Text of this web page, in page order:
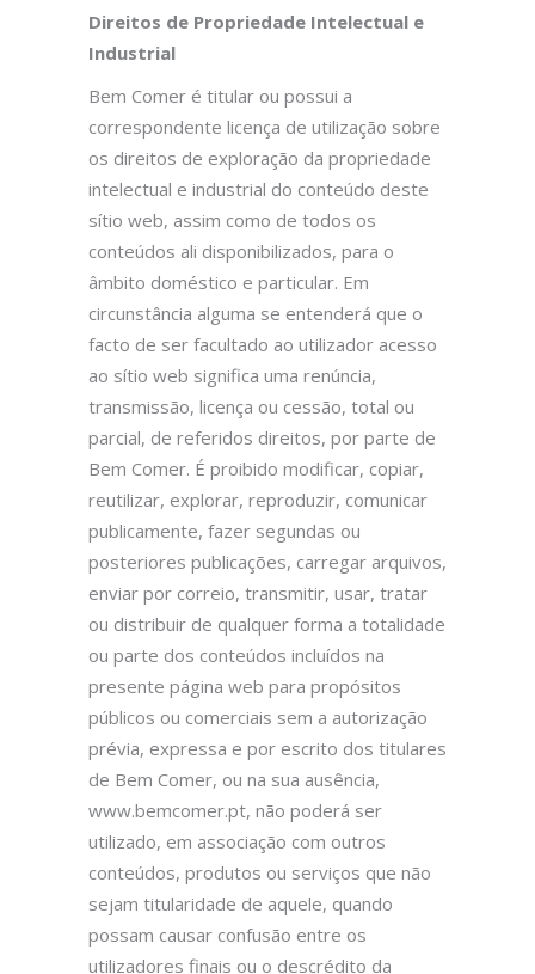
Direitos de Propriedade Intelectual e
Industrial
Bem Comer é titular ou possui a
correspondente licença de utilização sobre
os direitos de exploração da propriedade
intelectual e industrial do conteúdo deste
sítio web, assim como de todos os
conteúdos ali disponibilizados, para o
âmbito doméstico e particular. Em
circunstância alguma se entenderá que o
facto de ser facultado ao utilizador acesso
ao sítio web significa uma renúncia,
transmissão, licença ou cessão, total ou
parcial, de referidos direitos, por parte de
Bem Comer. É proibido modificar, copiar,
reutilizar, explorar, reproduzir, comunicar
publicamente, fazer segundas ou
posteriores publicações, carregar arquivos,
enviar por correio, transmitir, usar, tratar
ou distribuir de qualquer forma a totalidade
ou parte dos conteúdos incluídos na
presente página web para propósitos
públicos ou comerciais sem a autorização
prévia, expressa e por escrito dos titulares
de Bem Comer, ou na sua ausência,
www.bemcomer.pt, não poderá ser
utilizado, em associação com outros
conteúdos, produtos ou serviços que não
sejam titularidade de aquele, quando
possam causar confusão entre os
utilizadores finais ou o descrédito da